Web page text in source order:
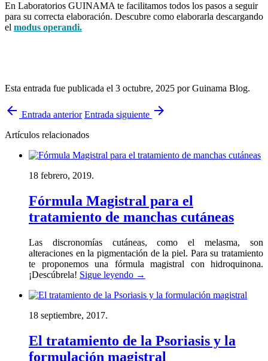
En Laboratorios GUINAMA te facilitamos todos los pasos a seguir
para su correcta elaboración. Descubre como elaborarla descargando
el modus operandi.
Esta entrada fue publicada el 3 octubre, 2025 por Guinama Blog.
arrow_back Entrada anterior Entrada siguiente arrow_forward
Artículos relacionados
18 febrero, 2019.
Fórmula Magistral para el
tratamiento de manchas cutáneas
Las discronomías cutáneas, como el melasma, son
alteraciones en la pigmentación de la piel. Para su tratamiento
te proponemos una fórmula magistral con hidroquinona.
¡Descúbrela! Sigue leyendo →
18 septiembre, 2017.
El tratamiento de la Psoriasis y la
formulación magistral